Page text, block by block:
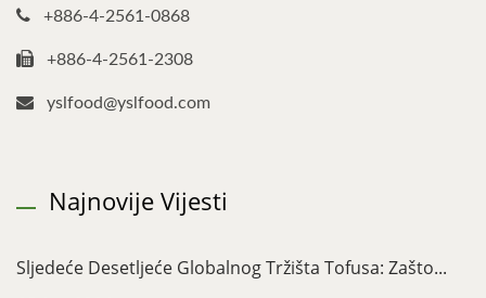
+886-4-2561-0868
+886-4-2561-2308
yslfood@yslfood.com
Najnovije Vijesti
Sljedeće Desetljeće Globalnog Tržišta Tofusa: Zašto...